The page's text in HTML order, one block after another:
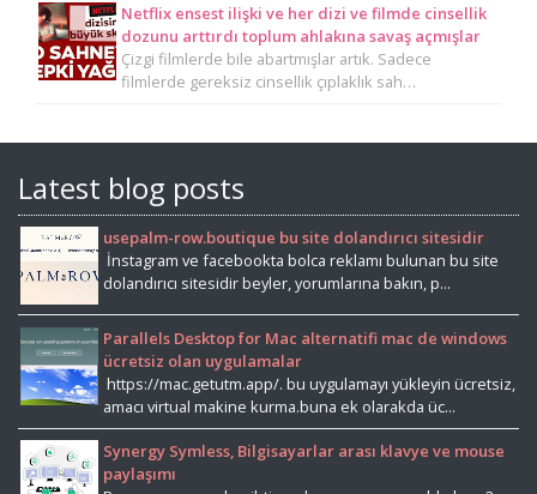
Netflix ensest ilişki ve her dizi ve filmde cinsellik
dozunu arttırdı toplum ahlakına savaş açmışlar
Çizgi filmlerde bile abartmışlar artık. Sadece
filmlerde gereksiz cinsellik çıplaklık sah…
Latest blog posts
usepalm-row.boutique bu site dolandırıcı sitesidir
İnstagram ve facebookta bolca reklamı bulunan bu site
dolandırıcı sitesidir beyler, yorumlarına bakın, p...
Parallels Desktop for Mac alternatifi mac de windows
ücretsiz olan uygulamalar
https://mac.getutm.app/. bu uygulamayı yükleyin ücretsiz,
amacı virtual makine kurma.buna ek olarakda üc...
Synergy Symless, Bilgisayarlar arası klavye ve mouse
paylaşımı